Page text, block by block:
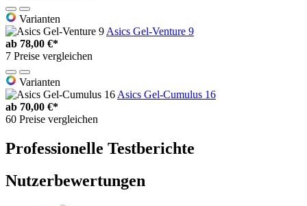
Varianten
Asics Gel-Venture 9
ab 78,00 €*
7 Preise vergleichen
Varianten
Asics Gel-Cumulus 16
ab 70,00 €*
60 Preise vergleichen
Professionelle Testberichte
Nutzerbewertungen